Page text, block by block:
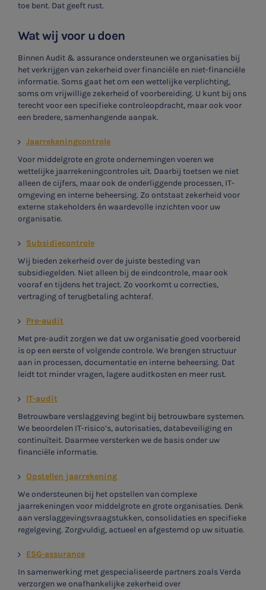
toe bent. Dat geeft rust.
Wat wij voor u doen
Binnen Audit & assurance ondersteunen we organisaties bij
het verkrijgen van zekerheid over financiële en niet-financiële
informatie. Soms gaat het om een wettelijke verplichting,
soms om vrijwillige zekerheid of voorbereiding. U kunt bij ons
terecht voor een specifieke controleopdracht, maar ook voor
een bredere, samenhangende aanpak.
Jaarrekeningcontrole
Voor middelgrote en grote ondernemingen voeren we
wettelijke jaarrekeningcontroles uit. Daarbij toetsen we niet
alleen de cijfers, maar ook de onderliggende processen, IT-
omgeving en interne beheersing. Zo ontstaat zekerheid voor
externe stakeholders én waardevolle inzichten voor uw
organisatie.
Subsidiecontrole
Wij bieden zekerheid over de juiste besteding van
subsidiegelden. Niet alleen bij de eindcontrole, maar ook
vooraf en tijdens het traject. Zo voorkomt u correcties,
vertraging of terugbetaling achteraf.
Pre-audit
Met pre-audit zorgen we dat uw organisatie goed voorbereid
is op een eerste of volgende controle. We brengen structuur
aan in processen, documentatie en interne beheersing. Dat
leidt tot minder vragen, lagere auditkosten en meer rust.
IT-audit
Betrouwbare verslaggeving begint bij betrouwbare systemen.
We beoordelen IT-risico’s, autorisaties, databeveiliging en
continuïteit. Daarmee versterken we de basis onder uw
financiële informatie.
Opstellen jaarrekening
We ondersteunen bij het opstellen van complexe
jaarrekeningen voor middelgrote en grote organisaties. Denk
aan verslaggevingsvraagstukken, consolidaties en specifieke
regelgeving. Zorgvuldig, actueel en afgestemd op uw situatie.
ESG-assurance
In samenwerking met gespecialiseerde partners zoals Verda
verzorgen we onafhankelijke zekerheid over